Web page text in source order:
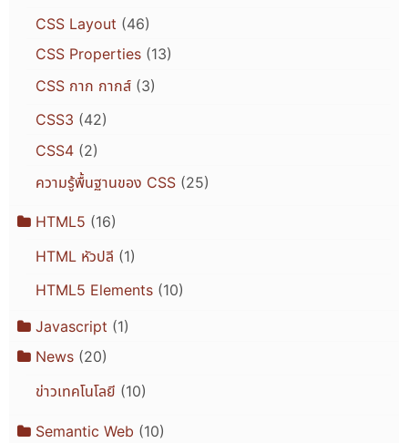
CSS Layout (46)
CSS Properties(13)
CSS กาก กากส์(3)
CSS3 (42)
CSS4(2)
ความรู้พื้นฐานของ CSS(25)
HTML5 (16)
HTML หัวปลี (1)
HTML5 Elements(10)
Javascript (1)
News(20)
ข่าวเทคโนโลยี (10)
Semantic Web (10)